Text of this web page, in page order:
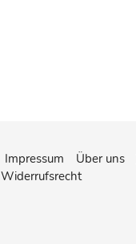
Impressum Über uns
Widerrufsrecht